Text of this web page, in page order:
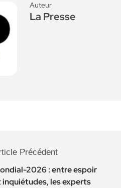
Auteur
La Presse
Précédent
2026 : entre espoir
inquiétudes, les experts